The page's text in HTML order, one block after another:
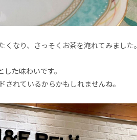
なり、さっそくお茶を淹れてみました。
た味わいです。
れているからかもしれませんね。